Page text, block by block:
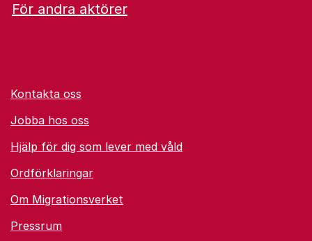
För andra aktörer
Kontakta oss
Jobba hos oss
Hjälp för dig som lever med våld
Ordförklaringar
Om Migrationsverket
Pressrum